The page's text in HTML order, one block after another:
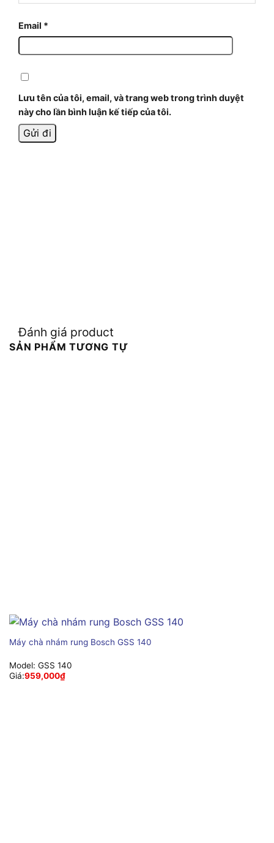
Email *
Lưu tên của tôi, email, và trang web trong trình duyệt
này cho lần bình luận kế tiếp của tôi.
Đánh giá product
SẢN PHẨM TƯƠNG TỰ
Máy chà nhám rung Bosch GSS 140
Model: GSS 140
Giá:959,000₫